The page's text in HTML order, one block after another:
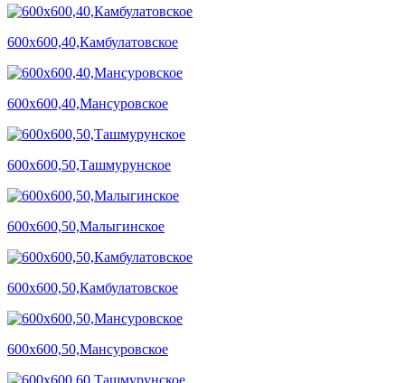
600х600,40,Камбулатовское
600х600,40,Мансуровское
600х600,50,Ташмурунское
600х600,50,Малыгинское
600х600,50,Камбулатовское
600х600,50,Мансуровское